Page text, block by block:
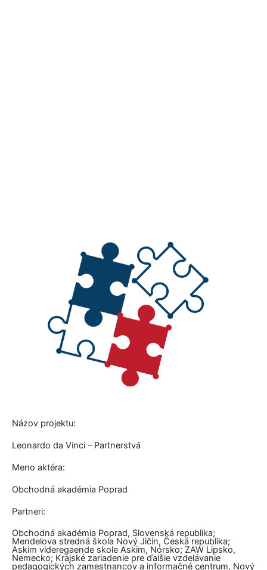
Názov projektu:
Leonardo da Vinci – Partnerstvá
Meno aktéra:
Obchodná akadémia Poprad
Partneri:
Obchodná akadémia Poprad, Slovenská republika;
Mendelova stredná škola Nový Jičín, Česká republika;
Askim videregaende skole Askim, Nórsko; ZAW Lipsko,
Nemecko; Krajské zariadenie pre ďalšie vzdelávanie
pedagogických zamestnancov a informačné centrum, Nový